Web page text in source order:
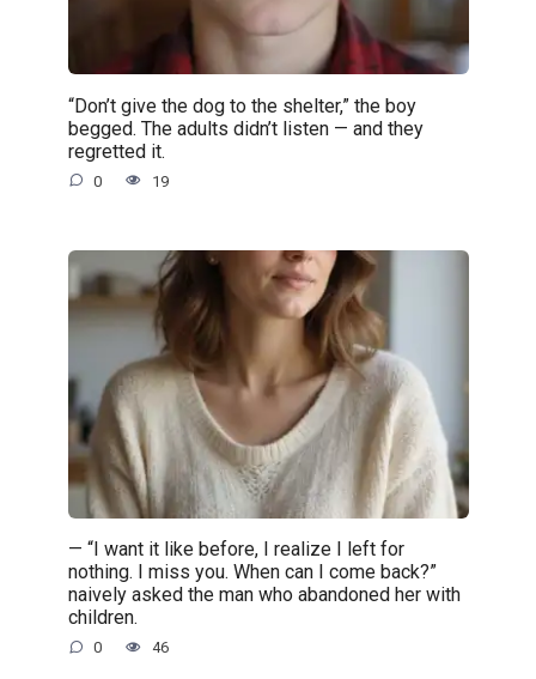
“Don’t give the dog to the shelter,” the boy
begged. The adults didn’t listen — and they
regretted it.
0 19
— “I want it like before, I realize I left for
nothing. I miss you. When can I come back?”
naively asked the man who abandoned her with
children.
0 46